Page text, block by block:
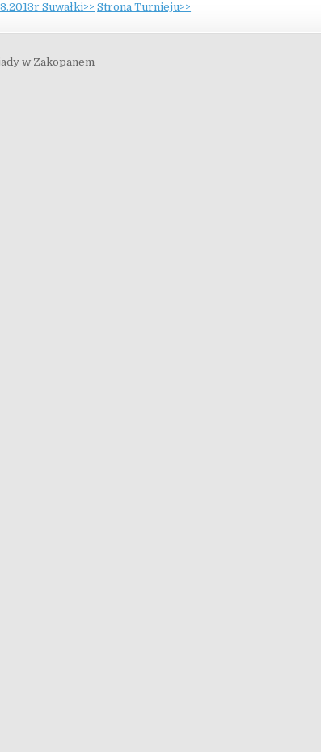
Suwałki>> Strona Turnieju>>
w Zakopanem